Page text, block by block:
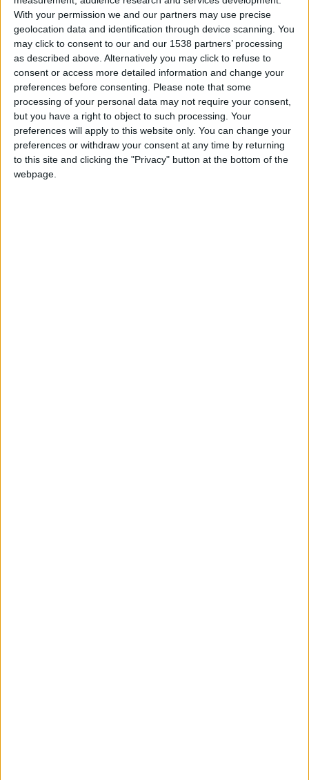
With your permission we and our partners may use precise
geolocation data and identification through device scanning. You
may click to consent to our and our 1538 partners’ processing
as described above. Alternatively you may click to refuse to
consent or access more detailed information and change your
preferences before consenting. Please note that some
processing of your personal data may not require your consent,
but you have a right to object to such processing. Your
preferences will apply to this website only. You can change your
preferences or withdraw your consent at any time by returning
to this site and clicking the "Privacy" button at the bottom of the
webpage.
confiance et tous les conseils que tu m’as apportés, a écrit le
capitaine de l’ASM.J’ai beaucoup appris tes côtés. Je te
souhaite beaucoup de succès et de bonheur pour la suite.»
Merci pour ces 6 mois à vos côtés et cette volonté de
toujours tirer le meilleur de chacun de nous. Tout le meilleur
pour la suite», a quant à lui rédigé Akliouche.